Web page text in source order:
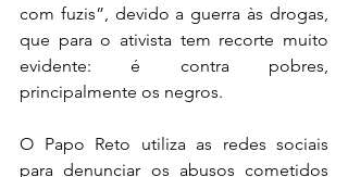
com fuzis”, devido a guerra às drogas,
que para o ativista tem recorte muito
evidente: é contra pobres,
principalmente os negros.
O Papo Reto utiliza as redes sociais
para denunciar os abusos cometidos